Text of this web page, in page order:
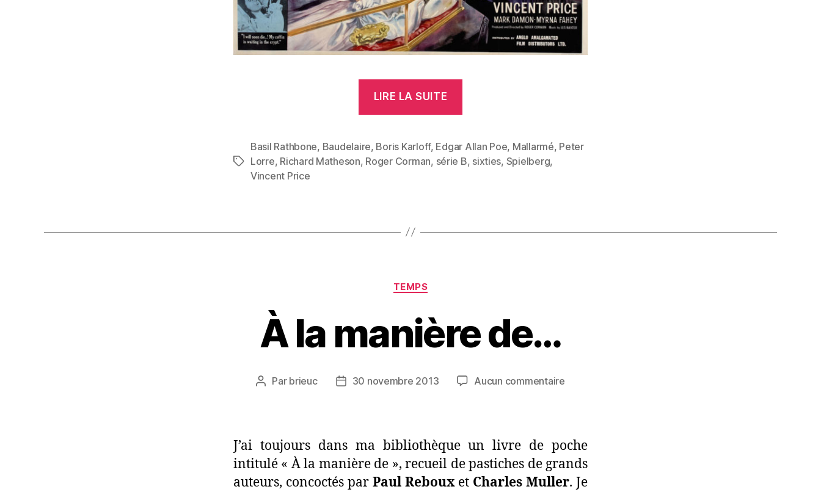
LIRE LA SUITE
Étiquettes
Basil Rathbone, Baudelaire, Boris Karloff, Edgar Allan Poe, Mallarmé, Peter
Lorre, Richard Matheson, Roger Corman, série B, sixties, Spielberg,
Vincent Price
Catégories
TEMPS
À la manière de…
Auteur
Par brieuc
Date30 novembre 2013 Aucun commentairesur
de…
J’ai toujours dans ma bibliothèque un livre de poche
intitulé « À la manière de », recueil de pastiches de grands
auteurs, concoctés par Paul Rebouxet Charles Muller. Je